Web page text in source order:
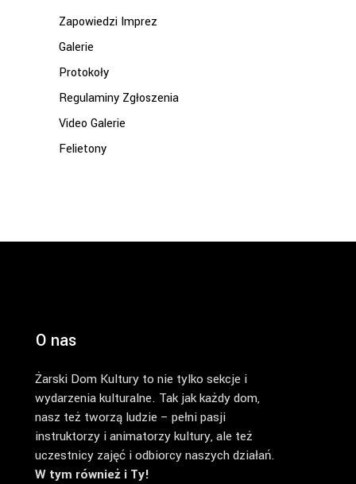
Zapowiedzi Imprez
Galerie
Protokoły
Regulaminy Zgłoszenia
Video Galerie
Felietony
O nas
Żarski Dom Kultury to nie tylko sekcje i
wydarzenia kulturalne. Tak jak każdy dom,
nasz też tworzą ludzie – pełni pasji
instruktorzy i animatorzy kultury, ale też
uczestnicy zajęć i odbiorcy naszych działań.
W tym również i Ty!